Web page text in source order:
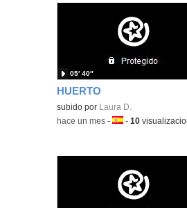
HUERTO
subido por Laura D.
05′ 40″
-hace un mes -Idioma:
-10